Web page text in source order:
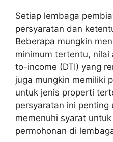
Setiap lembaga
persyaratan dan
Beberapa mungkin
minimum tertentu,
to-income (DTI) yang
juga mungkin memiliki
untuk jenis properti
persyaratan ini
memenuhi syarat
permohonan di